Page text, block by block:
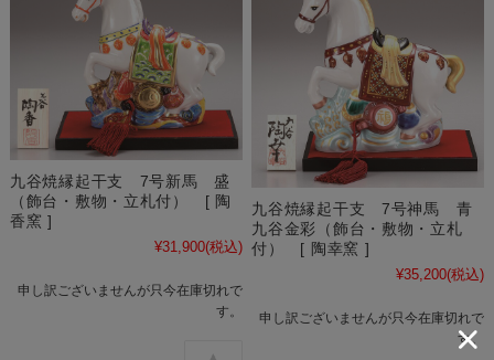
九谷焼縁起干支 7号新馬 盛
（飾台・敷物・立札付） [ 陶
香窯 ]
¥31,900(税込)
申し訳ございませんが只今在庫切れで
す。
九谷焼縁起干支 7号神馬 青
九谷金彩（飾台・敷物・立札
付） [ 陶幸窯 ]
¥35,200(税込)
申し訳ございませんが只今在庫切れで
す。